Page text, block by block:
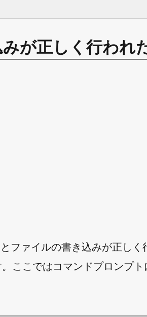
が正しく行われ
ファイルの書き込みが正し
ここではコマンドプロンプ